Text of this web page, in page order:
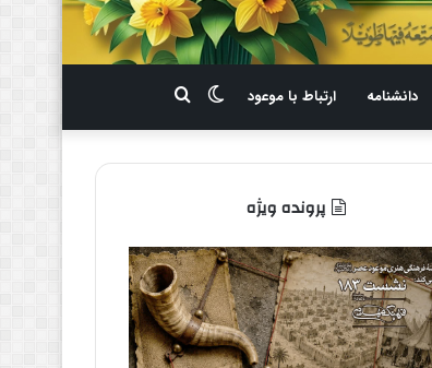
دانشنامه ارتباط با موعود
برای
تغییر
پوسته
پرونده ویژه